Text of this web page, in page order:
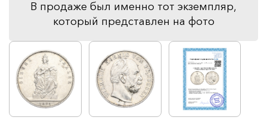
В продаже был именно тот экземпляр,
который представлен на фото